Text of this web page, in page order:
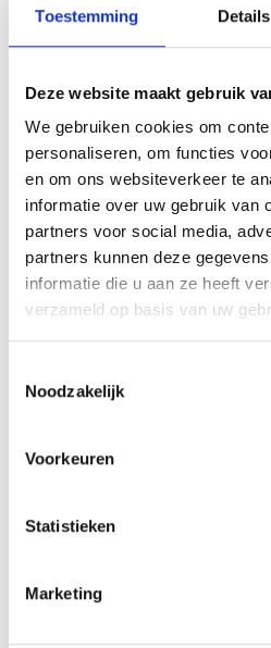
Toestemming Details
Deze website maakt gebruik
We gebruiken cookies om
personaliseren, om functies
en om ons websiteverkeer te
informatie over uw gebruik van
partners voor social media,
partners kunnen deze
informatie die u aan ze heeft
verzameld op basis van uw
Noodzakelijk
Voorkeuren
Statistieken
Marketing
Dag van de Mantelzorg
Naaste verhuist
West-
Jonge mantelzorgers
Kop van